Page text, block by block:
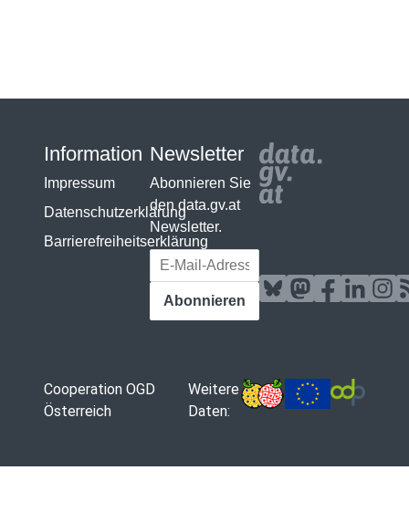
Information
Impressum
Datenschutzerklärung
Barrierefreiheitserklärung
Newsletter
Abonnieren Sie
den data.gv.at
Newsletter.
E-Mail-Adresse
Abonnieren
Cooperation OGD
Österreich
Weitere
Daten: